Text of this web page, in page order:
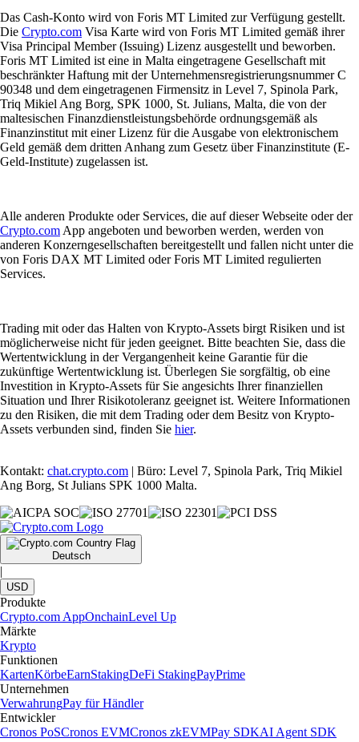
Das Cash-Konto wird von Foris MT Limited zur Verfügung gestellt.
Die Crypto.com Visa Karte wird von Foris MT Limited gemäß ihrer
Visa Principal Member (Issuing) Lizenz ausgestellt und beworben.
Foris MT Limited ist eine in Malta eingetragene Gesellschaft mit
beschränkter Haftung mit der Unternehmensregistrierungsnummer C
90348 und dem eingetragenen Firmensitz in Level 7, Spinola Park,
Triq Mikiel Ang Borg, SPK 1000, St. Julians, Malta, die von der
maltesischen Finanzdienstleistungsbehörde ordnungsgemäß als
Finanzinstitut mit einer Lizenz für die Ausgabe von elektronischem
Geld gemäß dem dritten Anhang zum Gesetz über Finanzinstitute (E-
Geld-Institute) zugelassen ist.
Alle anderen Produkte oder Services, die auf dieser Webseite oder der
Crypto.com App angeboten und beworben werden, werden von
anderen Konzerngesellschaften bereitgestellt und fallen nicht unter die
von Foris DAX MT Limited oder Foris MT Limited regulierten
Services.
Trading mit oder das Halten von Krypto-Assets birgt Risiken und ist
möglicherweise nicht für jeden geeignet. Bitte beachten Sie, dass die
Wertentwicklung in der Vergangenheit keine Garantie für die
zukünftige Wertentwicklung ist. Überlegen Sie sorgfältig, ob eine
Investition in Krypto-Assets für Sie angesichts Ihrer finanziellen
Situation und Ihrer Risikotoleranz geeignet ist. Weitere Informationen
zu den Risiken, die mit dem Trading oder dem Besitz von Krypto-
Assets verbunden sind, finden Sie hier.
Kontakt: chat.crypto.com | Büro: Level 7, Spinola Park, Triq Mikiel
Ang Borg, St Julians SPK 1000 Malta.
Deutsch
|
USD
Produkte
Crypto.com AppOnchainLevel Up
Märkte
Krypto
Funktionen
KartenKörbeEarnStakingDeFi StakingPayPrime
Unternehmen
VerwahrungPay für Händler
Entwickler
Cronos PoSCronos EVMCronos zkEVMPay SDKAI Agent SDK